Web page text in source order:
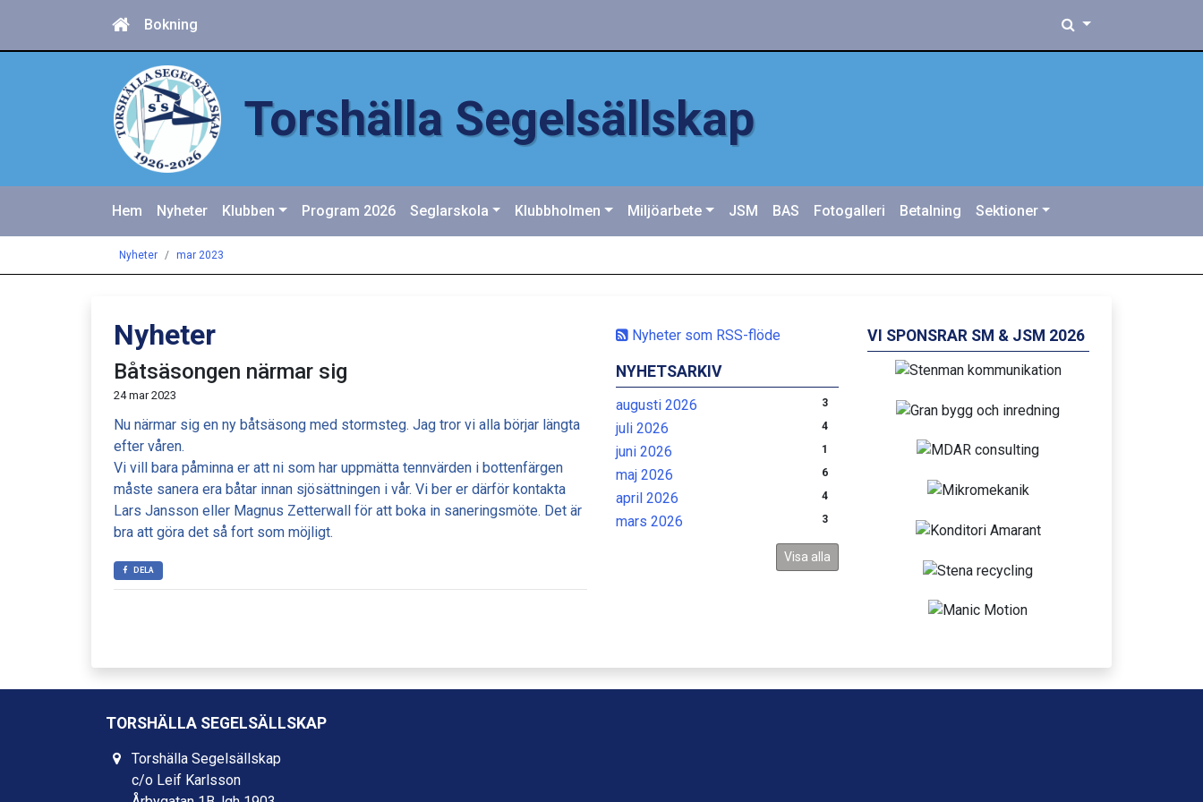
Bokning
Torshälla Segelsällskap
Hem Nyheter Klubben Program 2026 Seglarskola Klubbholmen Miljöarbete JSM BAS Fotogalleri Betalning Sektioner
Nyheter mar 2023
Nyheter som RSS-flöde
NYHETSARKIV
augusti 2026 3
juli 2026 4
juni 2026 1
maj 2026 6
april 2026 4
mars 2026 3
Visa alla
Nyheter
Båtsäsongen närmar sig
24 mar 2023
Nu närmar sig en ny båtsäsong med stormsteg. Jag tror vi alla börjar längta
efter våren.
Vi vill bara påminna er att ni som har uppmätta tennvärden i bottenfärgen
måste sanera era båtar innan sjösättningen i vår. Vi ber er därför kontakta
Lars Jansson eller Magnus Zetterwall för att boka in saneringsmöte. Det är
bra att göra det så fort som möjligt.
DELA
VI SPONSRAR SM & JSM 2026
TORSHÄLLA SEGELSÄLLSKAP
Torshälla Segelsällskap
c/o Leif Karlsson